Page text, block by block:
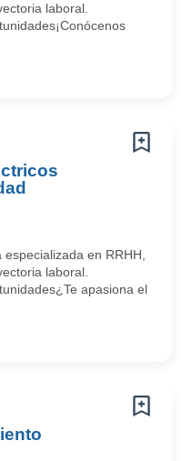
laboral.
en RRHH,
laboral.
apasiona el